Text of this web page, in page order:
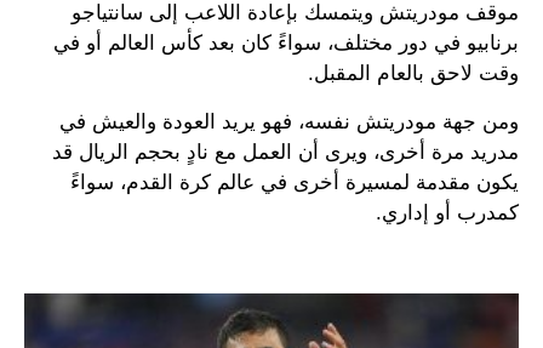
موقف مودريتش ويتمسك بإعادة اللاعب إلى سانتياجو
برنابيو في دور مختلف، سواءً كان بعد كأس العالم أو في
وقت لاحق بالعام المقبل.
ومن جهة مودريتش نفسه، فهو يريد العودة والعيش في
مدريد مرة أخرى، ويرى أن العمل مع نادٍ بحجم الريال قد
يكون مقدمة لمسيرة أخرى في عالم كرة القدم، سواءً
كمدرب أو إداري.